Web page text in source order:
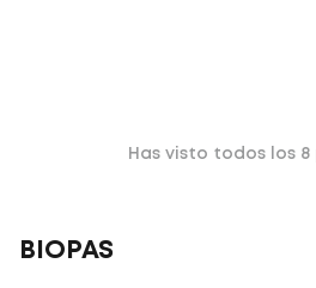
Has visto todos los 8
BIOPAS